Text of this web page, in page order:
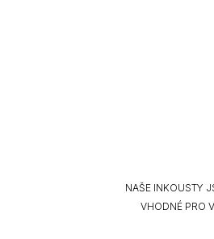
NAŠE INKOUSTY
VHODNÉ PRO